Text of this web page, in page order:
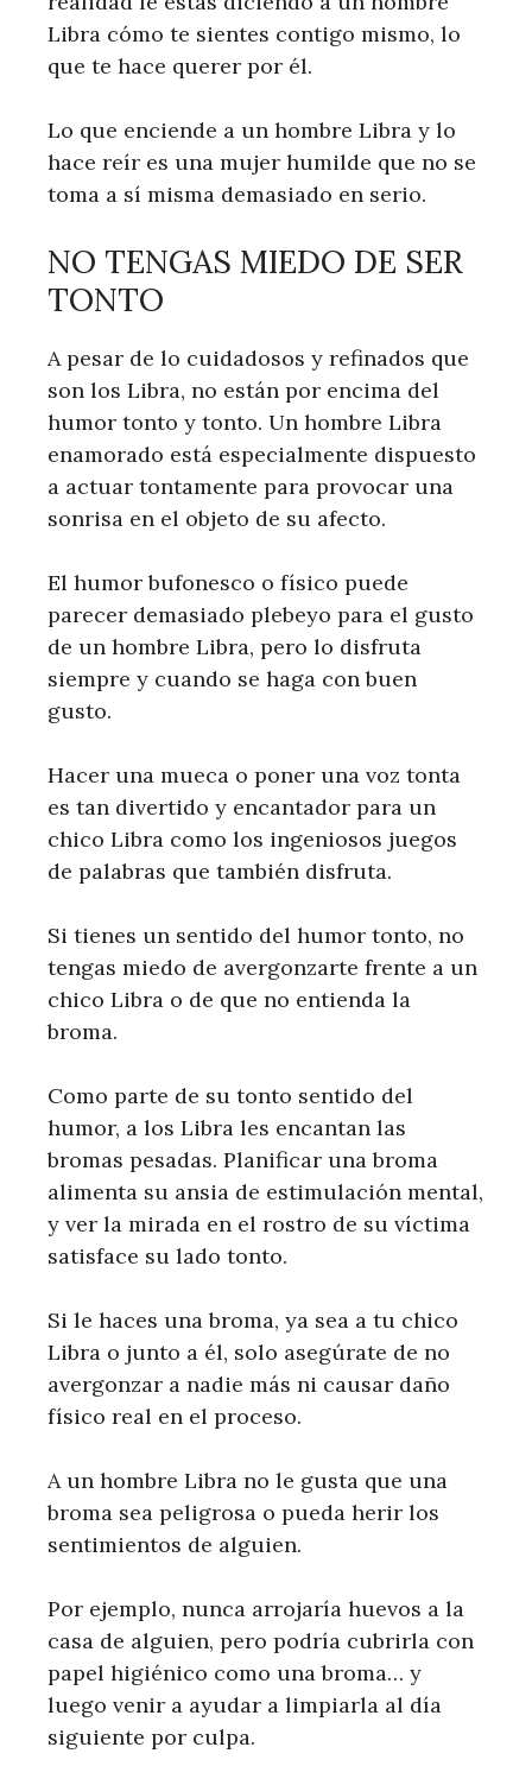
Libra cómo te sientes contigo mismo, lo
que te hace querer por él.
Lo que enciende a un hombre Libra y lo
hace reír es una mujer humilde que no se
toma a sí misma demasiado en serio.
NO TENGAS MIEDO DE SER
TONTO
A pesar de lo cuidadosos y refinados que
son los Libra, no están por encima del
humor tonto y tonto. Un hombre Libra
enamorado está especialmente dispuesto
a actuar tontamente para provocar una
sonrisa en el objeto de su afecto.
El humor bufonesco o físico puede
parecer demasiado plebeyo para el gusto
de un hombre Libra, pero lo disfruta
siempre y cuando se haga con buen
gusto.
Hacer una mueca o poner una voz tonta
es tan divertido y encantador para un
chico Libra como los ingeniosos juegos
de palabras que también disfruta.
Si tienes un sentido del humor tonto, no
tengas miedo de avergonzarte frente a un
chico Libra o de que no entienda la
broma.
Como parte de su tonto sentido del
humor, a los Libra les encantan las
bromas pesadas. Planificar una broma
alimenta su ansia de estimulación mental,
y ver la mirada en el rostro de su víctima
satisface su lado tonto.
Si le haces una broma, ya sea a tu chico
Libra o junto a él, solo asegúrate de no
avergonzar a nadie más ni causar daño
físico real en el proceso.
A un hombre Libra no le gusta que una
broma sea peligrosa o pueda herir los
sentimientos de alguien.
Por ejemplo, nunca arrojaría huevos a la
casa de alguien, pero podría cubrirla con
papel higiénico como una broma… y
luego venir a ayudar a limpiarla al día
siguiente por culpa.